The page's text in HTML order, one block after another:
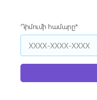
Դիմումի համարը*